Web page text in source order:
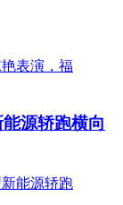
源轿跑横向